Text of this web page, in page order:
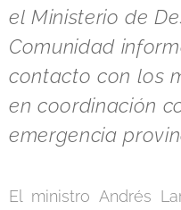
el Ministerio de
Comunidad
contacto con los
en coordinación
emergencia
El ministro Andrés